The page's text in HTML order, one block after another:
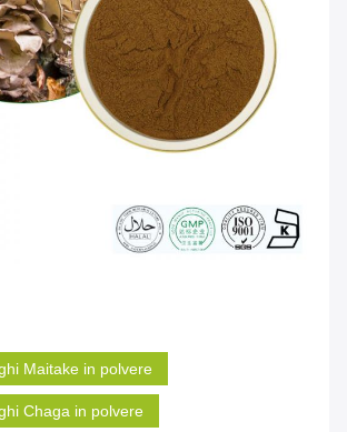
Maitake in polvere
Chaga in polvere